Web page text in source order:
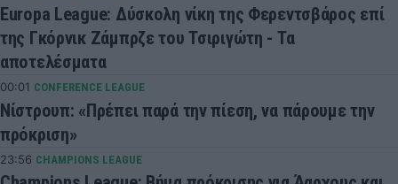
Europa League: Δύσκολη νίκη της Φερεντσβάρος επί
της Γκόρνικ Ζάμπρζε του Τσιριγώτη - Τα
αποτελέσματα
00:01 CONFERENCE LEAGUE
Νίστρουπ: «Πρέπει παρά την πίεση, να πάρουμε την
πρόκριση»
23:56 CHAMPIONS LEAGUE